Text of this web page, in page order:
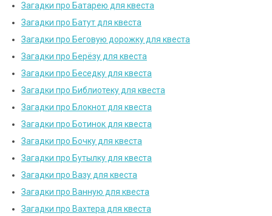
Загадки про Батарею для квеста
Загадки про Батут для квеста
Загадки про Беговую дорожку для квеста
Загадки про Берёзу для квеста
Загадки про Беседку для квеста
Загадки про Библиотеку для квеста
Загадки про Блокнот для квеста
Загадки про Ботинок для квеста
Загадки про Бочку для квеста
Загадки про Бутылку для квеста
Загадки про Вазу для квеста
Загадки про Ванную для квеста
Загадки про Вахтера для квеста